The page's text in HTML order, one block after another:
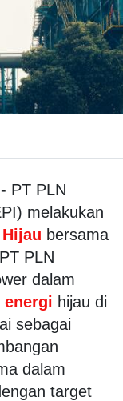
PT PLN
melakukan
bersama
PLN
dalam
hijau di
sebagai
dalam
target